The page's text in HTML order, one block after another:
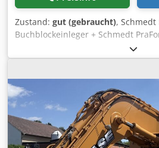
Angaben bleiben jederzeit
20.900,- Euro.
Zustand: gut (gebraucht), Schmedt
Buchblockeinleger + Schmedt
Baujahr 2022. Schmedt PraLeg XL
Maschine ist in gutem Zustand
Das Gerät hängt einen Buchblock
Hardcover-Einband ein. Zwei
Einstellung der Leimstärke. Format:
mm Blockbreite: 110 – 450 mm
Leistung: ca. 200 – 300 Stück/h
Stromanschluss: 230 V Gewicht: